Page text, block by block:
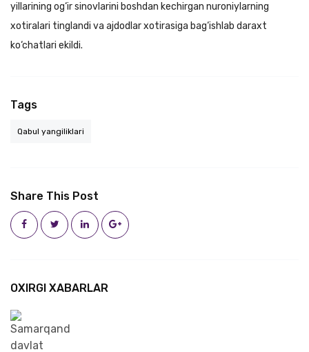
yillarining og‘ir sinovlarini boshdan kechirgan nuroniylarning
xotiralari tinglandi va ajdodlar xotirasiga bag‘ishlab daraxt
ko‘chatlari ekildi.
Tags
Qabul yangiliklari
Share This Post
OXIRGI XABARLAR